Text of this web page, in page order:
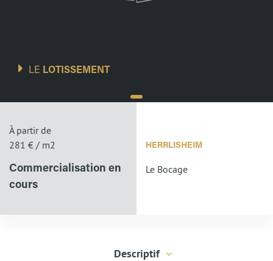
LE LOTISSEMENT
À partir de
281 € / m2
Commercialisation en
cours
HERRLISHEIM
Le Bocage
Descriptif